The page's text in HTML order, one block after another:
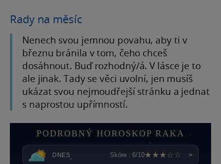
Rady na měsíc
Nenech svou jemnou povahu, aby ti v
březnu bránila v tom, čeho chceš
dosáhnout. Buď rozhodný/á. V lásce je to
ale jinak. Tady se věci uvolní, jen musíš
ukázat svou nejmoudřejší stránku a jednat
s naprostou upřímností.
PODROBNÝ HOROSKOP RAKA
DNES Skóre : 6/10★★★☆☆ >